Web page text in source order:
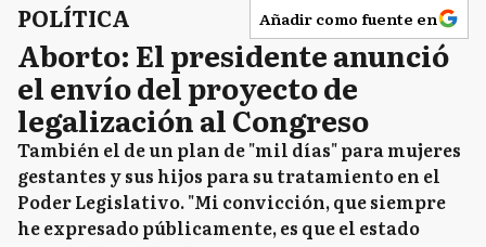
POLÍTICA Añadir como fuente en
Aborto: El presidente anunció
el envío del proyecto de
legalización al Congreso
También el de un plan de "mil días" para mujeres
gestantes y sus hijos para su tratamiento en el
Poder Legislativo. "Mi convicción, que siempre
he expresado públicamente, es que el estado